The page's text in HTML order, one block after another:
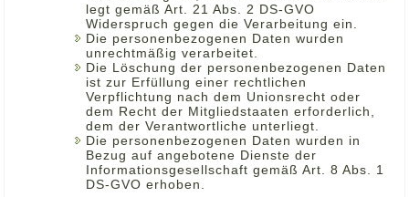
legt gemäß Art. 21 Abs. 2 DS-GVO
Widerspruch gegen die Verarbeitung ein.
Die personenbezogenen Daten wurden
unrechtmäßig verarbeitet.
Die Löschung der personenbezogenen Daten
ist zur Erfüllung einer rechtlichen
Verpflichtung nach dem Unionsrecht oder
dem Recht der Mitgliedstaaten erforderlich,
dem der Verantwortliche unterliegt.
Die personenbezogenen Daten wurden in
Bezug auf angebotene Dienste der
Informationsgesellschaft gemäß Art. 8 Abs. 1
DS-GVO erhoben.